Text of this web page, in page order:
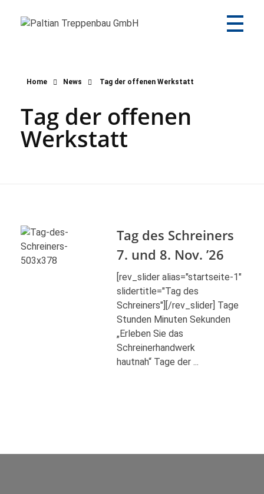
Home News Tag der offenen Werkstatt
Tag der offenen
Werkstatt
Tag des Schreiners
7. und 8. Nov. ’26
[rev_slider alias="startseite-1"
slidertitle="Tag des
Schreiners"][/rev_slider] Tage
Stunden Minuten Sekunden
„Erleben Sie das
Schreinerhandwerk
hautnah“ Tage der ...